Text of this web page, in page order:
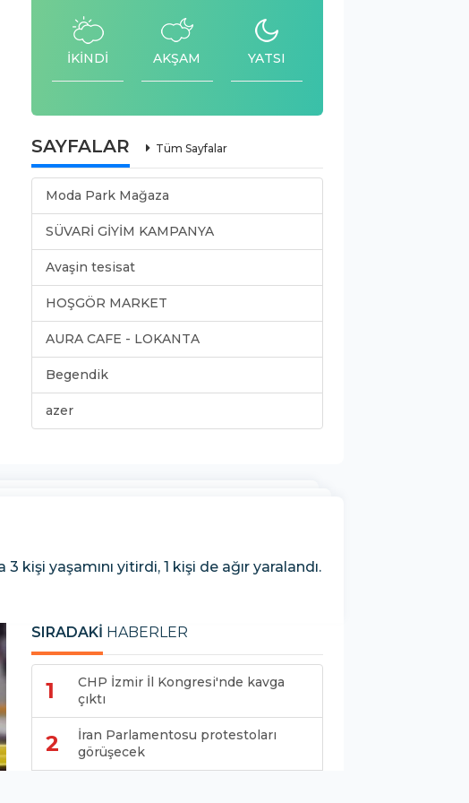
İKİNDİ AKŞAM YATSI
SAYFALAR Tüm Sayfalar
Moda Park Mağaza
SÜVARİ GİYİM KAMPANYA
Avaşin tesisat
HOŞGÖR MARKET
AURA CAFE - LOKANTA
Begendik
azer
kişi yaşamını yitirdi, 1 kişi de ağır yaralandı.
SIRADAKİ HABERLER
1
CHP İzmir İl Kongresi'nde kavga
çıktı
2
İran Parlamentosu protestoları
görüşecek